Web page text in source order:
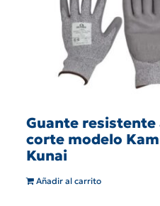
Guante resistente
corte modelo
Kunai
Añadir al carrito